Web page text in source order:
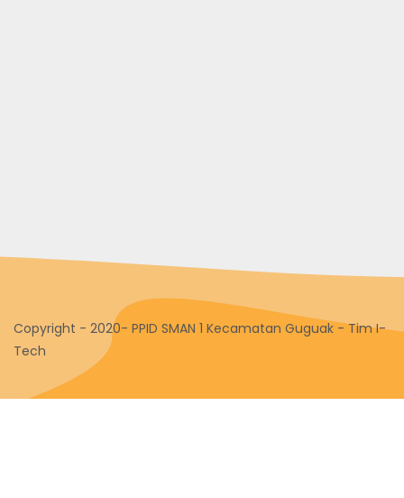
Copyright - 2020- PPID SMAN 1 Kecamatan Guguak - Tim I-
Tech